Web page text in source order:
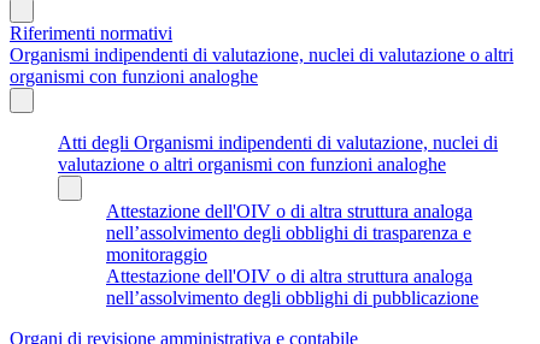
Riferimenti normativi
Organismi indipendenti di valutazione, nuclei di valutazione o altri
organismi con funzioni analoghe
Atti degli Organismi indipendenti di valutazione, nuclei di
valutazione o altri organismi con funzioni analoghe
Attestazione dell'OIV o di altra struttura analoga
nell’assolvimento degli obblighi di trasparenza e
monitoraggio
Attestazione dell'OIV o di altra struttura analoga
nell’assolvimento degli obblighi di pubblicazione
Organi di revisione amministrativa e contabile